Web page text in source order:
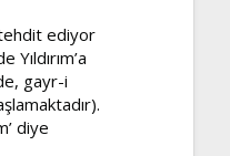
ediyor
gayr-i
diye